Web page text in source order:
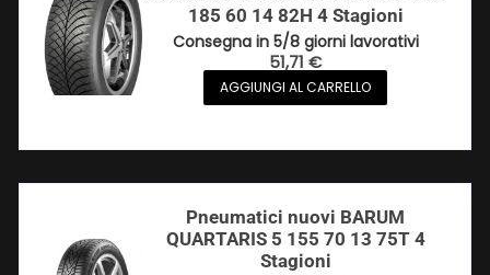
185 60 14 82H 4 Stagioni
Consegna in 5/8 giorni lavorativi
51,71€
AGGIUNGI AL CARRELLO
Pneumatici nuovi BARUM
QUARTARIS 5 155 70 13 75T 4
Stagioni